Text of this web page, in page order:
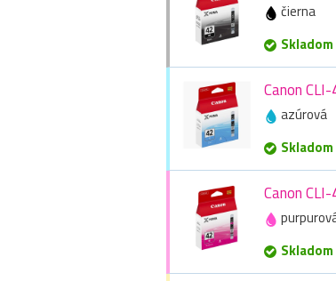
čierna
Skladom
Canon
azúrová
Skladom
Canon
Skladom